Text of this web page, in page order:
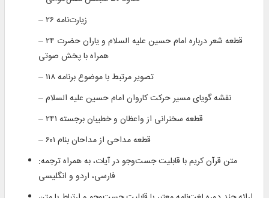
– ۲۶ زیارت‌نامه
– ۲۴ قطعه شعر درباره امام حسین علیه السلام و یاران حضرت
همراه با پخش صوتی
– ۱۱۸ تصویر مرتبط با موضوع برنامه
– نقشه گویای مسیر حرکت کاروان امام حسین علیه السلام
– ۲۴۱ قطعه سخنرانی از واعظان و خطیبان برجسته
– ۶۰۱ قطعه مداحی از مداحان بنام
متن قرآن کریم با قابلیت جست‌وجو در آیات، به همراه ترجمه:
فارسی، اردو و انگلیسی